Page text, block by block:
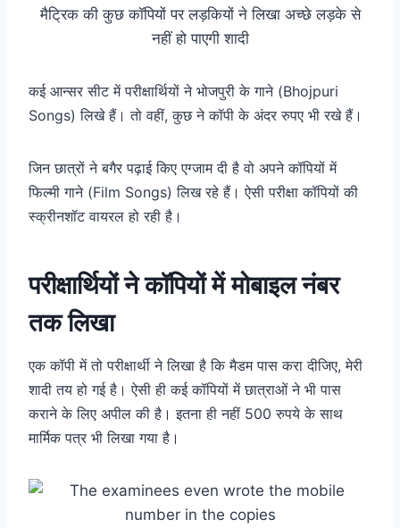
मैट्रिक की कुछ कॉपियों पर लड़कियों ने लिखा अच्छे लड़के से
नहीं हो पाएगी शादी
कई आन्सर सीट में परीक्षार्थियों ने भोजपुरी के गाने (Bhojpuri
Songs) लिखे हैं। तो वहीं, कुछ ने कॉपी के अंदर रुपए भी रखे हैं।
जिन छात्रों ने बगैर पढ़ाई किए एग्जाम दी है वो अपने कॉपियों में
फिल्मी गाने (Film Songs) लिख रहे हैं। ऐसी परीक्षा कॉपियों की
स्क्रीनशॉट वायरल हो रही है।
परीक्षार्थियों ने कॉपियों में मोबाइल नंबर
तक लिखा
एक कॉपी में तो परीक्षार्थी ने लिखा है कि मैडम पास करा दीजिए, मेरी
शादी तय हो गई है। ऐसी ही कई कॉपियों में छात्राओं ने भी पास
कराने के लिए अपील की है। इतना ही नहीं 500 रुपये के साथ
मार्मिक पत्र भी लिखा गया है।